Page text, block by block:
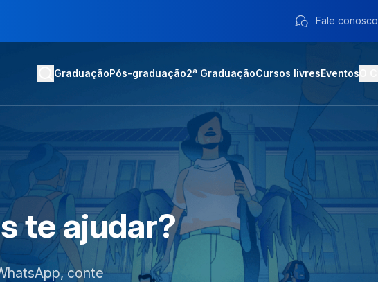
Fale conosco
GraduaçãoPós-graduação2ª GraduaçãoCursos livresEventos
te ajudar?
conte